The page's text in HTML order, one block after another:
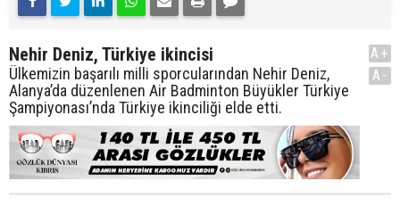
Nehir Deniz, Türkiye ikincisi
Ülkemizin başarılı milli sporcularından Nehir Deniz,
Alanya’da düzenlenen Air Badminton Büyükler Türkiye
Şampiyonası’nda Türkiye ikinciliği elde etti.
A+
A-